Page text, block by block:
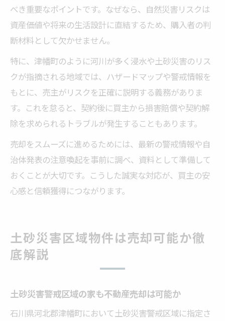
べき重要なポイントです。なぜなら、自然災害リスクは
資産価値や将来の生活設計に直結するため、購入者の判
断材料として欠かせません。
特に、津幡町のように河川が多く浸水や土砂災害のリス
クが指摘される地域では、ハザードマップや警戒情報を
もとに、売主がリスクを正確に説明する義務がありま
す。これを怠ると、契約後に買主から損害賠償や契約解
除を求められるトラブルが発生することもあります。
売却をスムーズに進めるためには、最新の警戒情報や自
治体発表の注意喚起を事前に調べ、資料として準備して
おくことが大切です。こうした誠実な対応が、買主の安
心感と信頼獲得につながります。
土砂災害区域物件は売却可能か徹
底解説
土砂災害警戒区域の家も不動産売却は可能か
石川県河北郡津幡町において土砂災害警戒区域に指定さ